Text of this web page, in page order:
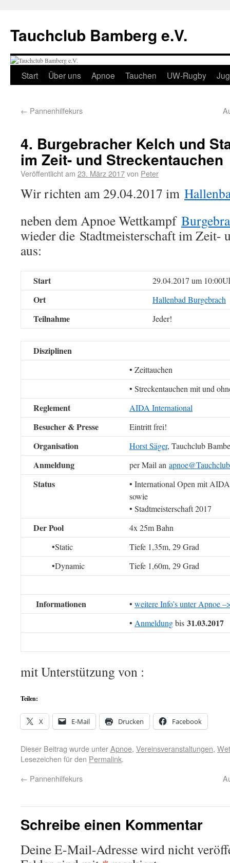
Tauchclub Bamberg e.V.
Start Über uns Apnoe Tauchen UW-Rugby
← Pannenhilfekurs
4. Burgebracher Kelch und
im Zeit- und Streckentauchen
Veröffentlicht am 23. März 2017von Peter
Wir richten am 29.04.2017 im
neben dem Apnoe Wettkampf
wieder die Stadtmeisterschaft im Zeit-
aus:
Start 29.04.2017 um
Ort Hallenbad Burgebrach
Teilnahme Jeder!
Disziplinen
• Zeittauchen
• Streckentauchen mit und
Reglement AIDA International
Besucher & Presse Eintritt frei!
Organisation Horst Säger, Tauchclub
Anmeldung per Mail an apnoe@
Status
• International Open mit
sowie
• Stadtmeisterschaft 2017
Der Pool
4x 25m Bahn
•Static
Tiefe 1,35m, 29 Grad
•Dynamic
Tiefe 1,60m, 29 Grad
Informationen • weitere Info’s unter Apnoe
• Anmeldungbis 31.03.2017
mit Unterstützung von :
Teilen:
X E-Mail Drucken Facebook
Dieser Beitrag wurde unterApnoe, Vereinsveranstaltungen,
Lesezeichen für den Permalink.
← Pannenhilfekurs
Schreibe einen Kommentar
Deine E-Mail-Adresse wird nicht